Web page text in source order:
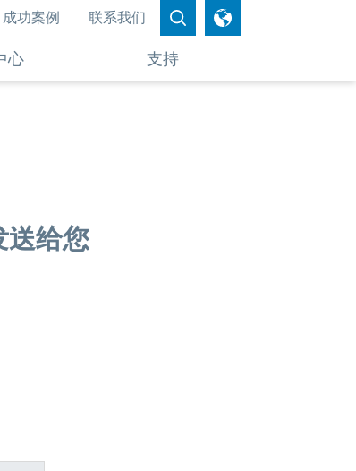
成功案例 联系我们
心 支持
送给您